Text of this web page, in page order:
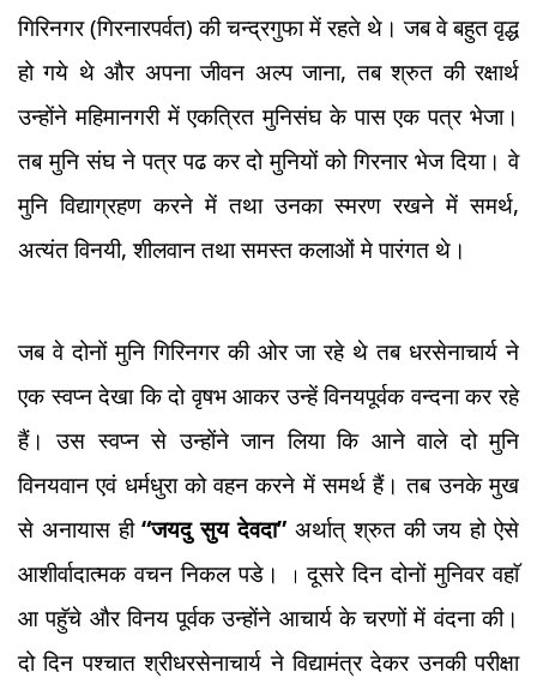
गिरिनगर (गिरनारपर्वत) की चन्द्रगुफा में रहते थे। जब वे बहुत वृद्ध
हो गये थे और अपना जीवन अल्प जाना, तब श्रुत की रक्षार्थ
उन्होंने महिमानगरी में एकत्रित मुनिसंघ के पास एक पत्र भेजा।
तब मुनि संघ ने पत्र पढ कर दो मुनियों को गिरनार भेज दिया। वे
मुनि विद्याग्रहण करने में तथा उनका स्मरण रखने में समर्थ,
अत्यंत विनयी, शीलवान तथा समस्त कलाओं मे पारंगत थे।
जब वे दोनों मुनि गिरिनगर की ओर जा रहे थे तब धरसेनाचार्य ने
एक स्वप्न देखा कि दो वृषभ आकर उन्हें विनयपूर्वक वन्दना कर रहे
हैं। उस स्वप्न से उन्होंने जान लिया कि आने वाले दो मुनि
विनयवान एवं धर्मधुरा को वहन करने में समर्थ हैं। तब उनके मुख
से अनायास ही“जयदु सुय देवदा” अर्थात् श्रुत की जय होऐसे
आशीर्वादात्मक वचन निकल पडे।
।दूसरे दिन दोनों मुनिवर वहाॅ
आ पहुॅचे और विनय पूर्वक उन्होंने आचार्य के चरणों में वंदना की।
दो दिन पश्चात श्रीधरसेनाचार्य ने विद्यामंत्र देकर उनकी परीक्षा